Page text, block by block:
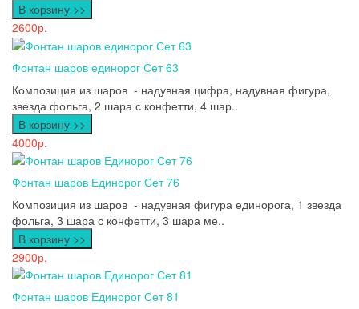
В корзину >>
2600р.
Фонтан шаров единорог Сет 63
Композиция из шаров - надувная цифра, надувная фигура,
звезда фольга, 2 шара с конфетти, 4 шар..
В корзину >>
4000р.
Фонтан шаров Единорог Сет 76
Композиция из шаров - надувная фигура единорога, 1 звезда
фольга, 3 шара с конфетти, 3 шара ме..
В корзину >>
2900р.
Фонтан шаров Единорог Сет 81